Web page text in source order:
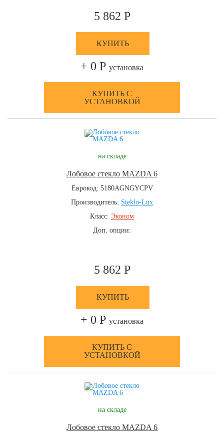
5 862 Р
КУПИТЬ
+ 0 Р установка
КУПИТЬ С
УСТАНОВКОЙ
на складе
Лобовое стекло MAZDA 6
Еврокод: 5180AGNGYCPV
Производитель: Steklo-Lux
Класс: Эконом
Доп. опции:
5 862 Р
КУПИТЬ
+ 0 Р установка
КУПИТЬ С
УСТАНОВКОЙ
на складе
Лобовое стекло MAZDA 6